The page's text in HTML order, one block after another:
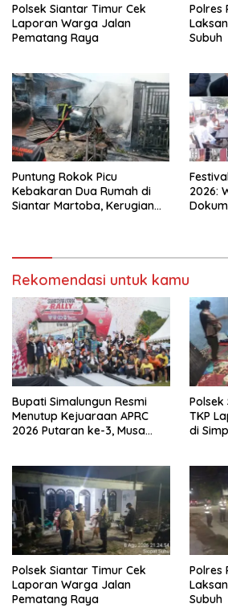
Polsek Siantar Timur Cek
Laporan Warga Jalan
Pematang Raya
Polres
Subuh
Puntung Rokok Picu
Kebakaran Dua Rumah di
Siantar Martoba, Kerugian
2026:
Rekomendasi untuk kamu
Bupati Simalungun Resmi
Menutup Kejuaraan APRC
2026 Putaran ke-3, Musa
TKP
di
Polsek Siantar Timur Cek
Laporan Warga Jalan
Pematang Raya
Polres
Subuh